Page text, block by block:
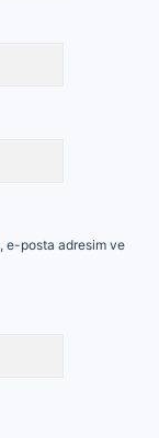
e-posta adresim ve